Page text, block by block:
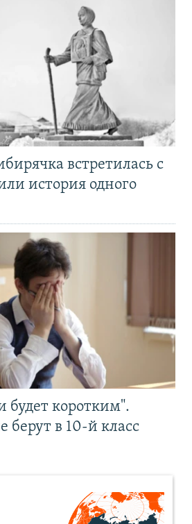
встретилась с
история одного
будет коротким".
берут в 10-й класс